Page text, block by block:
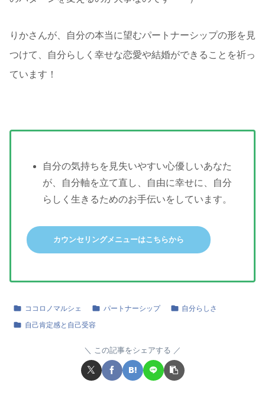
りかさんが、自分の本当に望むパートナーシップの形を見
つけて、自分らしく幸せな恋愛や結婚ができることを祈っ
ています！
自分の気持ちを見失いやすい心優しいあなた
が、自分軸を立て直し、自由に幸せに、自分
らしく生きるためのお手伝いをしています。
カウンセリングメニューはこちらから
ココロノマルシェ パートナーシップ
自分らしさ
自己肯定感と自己受容
この記事をシェアする